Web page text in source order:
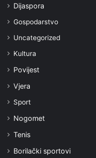
Dijaspora
Gospodarstvo
Uncategorized
Kultura
Povijest
Vjera
Sport
Nogomet
Tenis
Borilački sportovi